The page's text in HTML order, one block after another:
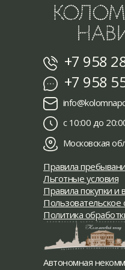
+7 958
+7 958
с 10:00 до
Московская
Правила
Льготные условия
Правила покупки и
Пользовательское
Политика
Автономная